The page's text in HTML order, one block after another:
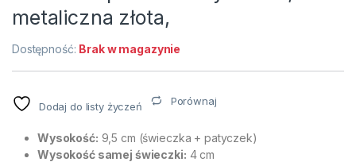
metaliczna złota,
Dostępność: Brak w magazynie
Dodaj do listy życzeń Porównaj
Wysokość: 9,5 cm (świeczka + patyczek)
Wysokość samej świeczki: 4 cm